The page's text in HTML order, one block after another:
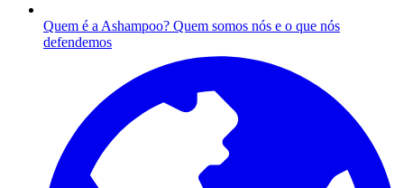
Quem é a Ashampoo? Quem somos nós e o que nós
defendemos